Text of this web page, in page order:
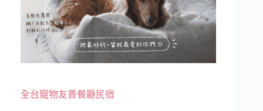
全台寵物友善餐廳民宿